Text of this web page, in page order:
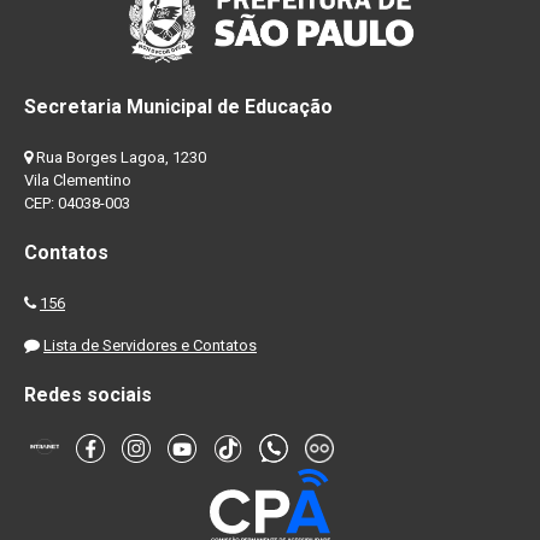
Secretaria Municipal de Educação
Rua Borges Lagoa, 1230
Vila Clementino
CEP: 04038-003
Contatos
156
Lista de Servidores e Contatos
Redes sociais